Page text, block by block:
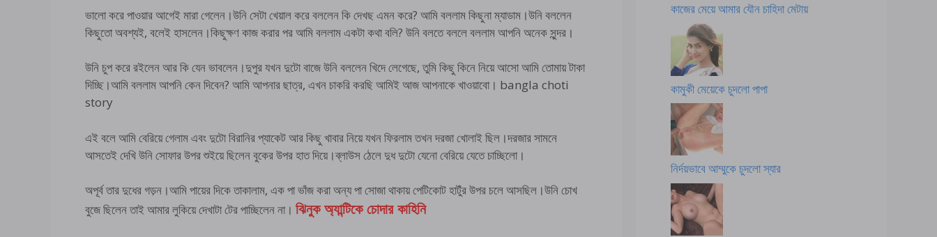
ভালো করে পাওয়ার আগেই মারা গেলেন।উনি সেটা খেয়াল করে বললেন কি দেখছ এমন করে? আমি বললাম কিছুনা ম্যাডাম।উনি বললেন
কিছুতো অবশ্যই, বলেই হাসলেন।কিছুক্ষণ কাজ করার পর আমি বললাম একটা কথা বলি? উনি বলতে বললে বললাম আপনি অনেক সুন্দর।
উনি চুপ করে রইলেন আর কি যেন ভাবলেন।দুপুর যখন দুটো বাজে উনি বললেন খিদে লেগেছে, তুমি কিছু কিনে নিয়ে আসো আমি তোমায় টাকা
দিচ্ছি।আমি বললাম আপনি কেন দিবেন? আমি আপনার ছাত্র, এখন চাকরি করছি আমিই আজ আপনাকে খাওয়াবো। bangla choti
story
এই বলে আমি বেরিয়ে গেলাম এবং দুটো বিরানির প্যাকেট আর কিছু খাবার নিয়ে যখন ফিরলাম তখন দরজা খোলাই ছিল।দরজার সামনে
আসতেই দেখি উনি সোফার উপর শুইয়ে ছিলেন বুকের উপর হাত দিয়ে।ব্লাউস ঠেলে দুধ দুটো যেনো বেরিয়ে যেতে চাচ্ছিলো।
অপূর্ব তার দুধের গড়ন।আমি পায়ের দিকে তাকালাম, এক পা ভাঁজ করা অন্য পা সোজা থাকায় পেটিকোট হাটুঁর উপর চলে আসছিল।উনি চোখ
বুজে ছিলেন তাই আমার লুকিয়ে দেখাটা টের পাচ্ছিলেন না। ঝিনুক অ্যান্টিকে চোদার কাহিনি
কাজের মেয়ে আমার যৌন চাহিদা মেটায়
কামুকী মেয়েকে চুদলো পাপা
নির্দয়ভাবে আম্মুকে চুদলো স্যার